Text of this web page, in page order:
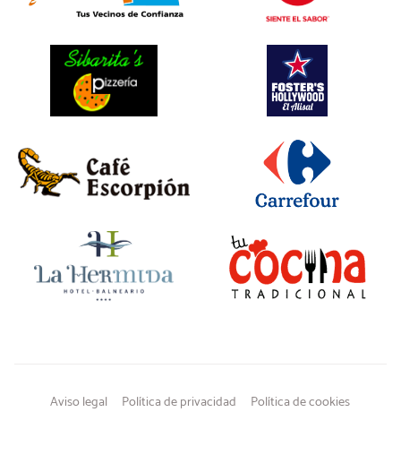
Aviso legal Política de privacidad Política de cookies